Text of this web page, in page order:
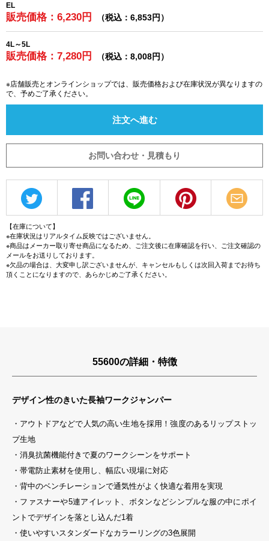
EL
販売価格：6,230円 （税込：6,853円）
4L～5L
販売価格：7,280円 （税込：8,008円）
※店舗販売とオンラインショップでは、販売価格および在庫状況が異なりますの
で、予めご了承ください。
注文へ進む
お問い合わせ・見積もり
【在庫について】
※在庫状況はリアルタイム反映ではございません。
※商品はメーカー取り寄せ商品になるため、ご注文後に在庫確認を行い、ご注文確認の
メールをお送りしております。
※欠品の場合は、大変申し訳ございませんが、キャンセルもしくは次回入荷までお待ち
頂くことになりますので、あらかじめご了承ください。
55600の詳細・特徴
デザイン性のきいた長袖ワークジャンパー
・アウトドアなどで人気の高い生地を採用！強度のあるリップストッ
プ生地
・消臭抗菌機能付きで夏のワークシーンをサポート
・帯電防止素材を使用し、幅広い現場に対応
・背中のベンチレーションで通気性がよく快適な着用を実現
・ファスナーや5連アイレット、ボタンなどシンプルな服の中にポイ
ントでデザインを落とし込んだ1着
・使いやすいスタンダードなカラーリングの3色展開